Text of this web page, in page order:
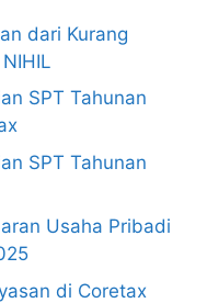
dari Kurang
SPT Tahunan
SPT Tahunan
Usaha Pribadi
di Coretax